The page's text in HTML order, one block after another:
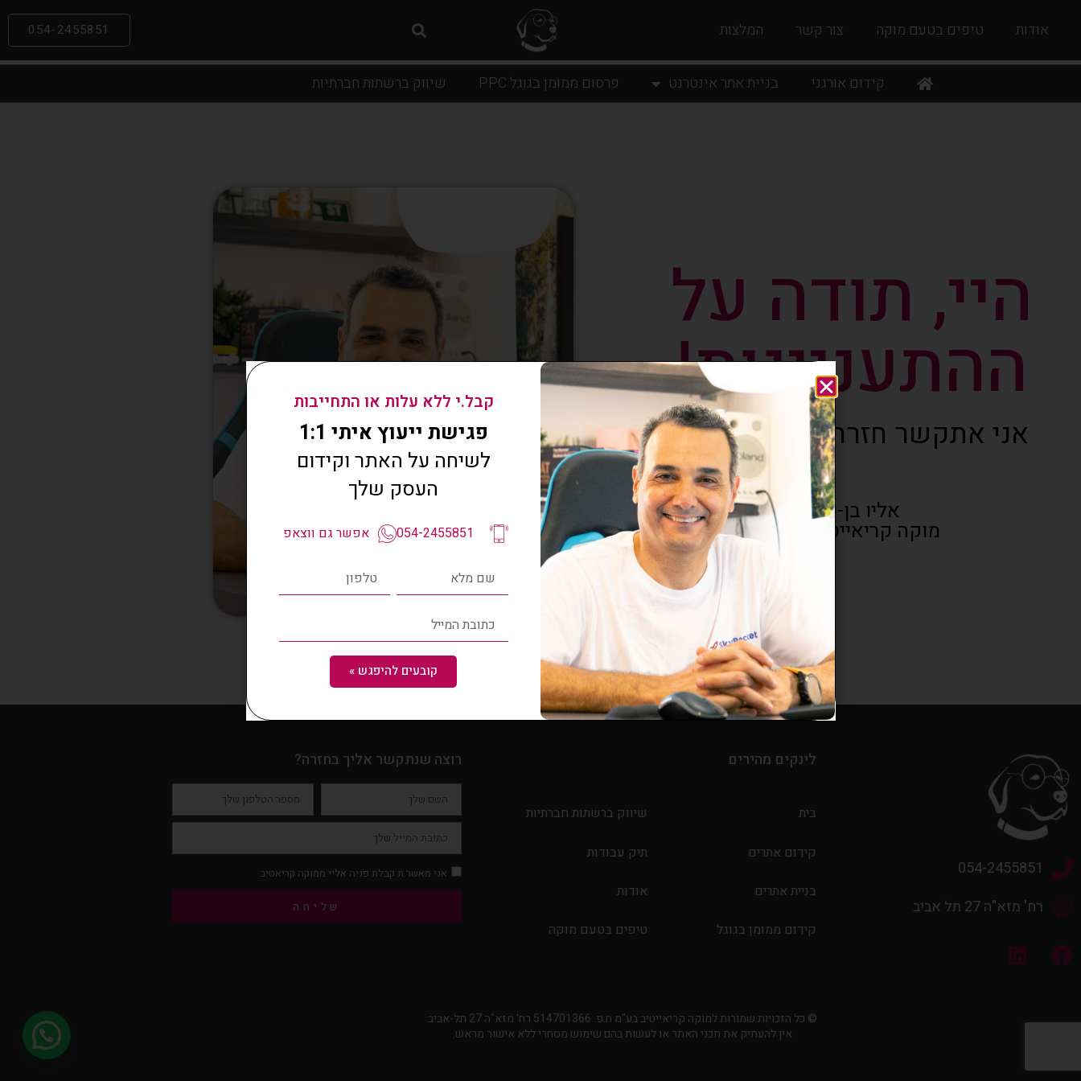
אודות טיפים בטעם מוקה צור קשר המלצות 054-2455851
קידום אורגני בניית אתר אינטרנט פרסום ממומן בגוגל PPC שיווק ברשתות חברתיות
היי, תודה על
ההתעניינות!
אני אתקשר חזרה ממש בהקדם
אליו בן-עמי,
מוקה קריאייטיב בע"מ
054-2455851
רח' מזא"ה 27 תל אביב
לינקים מהירים
בית
קידום אתרים
בניית אתרים
קידום ממומן בגוגל
שיווק ברשתות חברתיות
תיק עבודות
אודות
טיפים בטעם מוקה
רוצה שנתקשר אליך בחזרה?
אני מאשר.ת קבלת פניה אליי ממוקה קריאטיב
שליחה
© כל הזכויות שמורות למוקה קריאייטיב בע"מ ח.פ. 514701366 רח' מזא"ה 27 תל-אביב
אין להעתיק את תכני האתר או לעשות בהם שימוש מסחרי ללא אישור מראש.
קבל.י ללא עלות או התחייבות
פגישת ייעוץ איתי 1:1
לשיחה על האתר וקידום
העסק שלך
אפשר גם ווצאפ
קובעים להיפגש »